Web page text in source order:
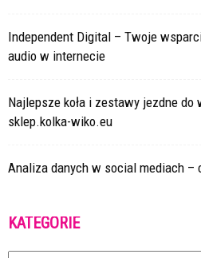
Independent Digital – Twoje
audio w internecie
Najlepsze koła i zestawy jezdne do
sklep.kolka-wiko.eu
Analiza danych w social mediach –
KATEGORIE
Kategorie